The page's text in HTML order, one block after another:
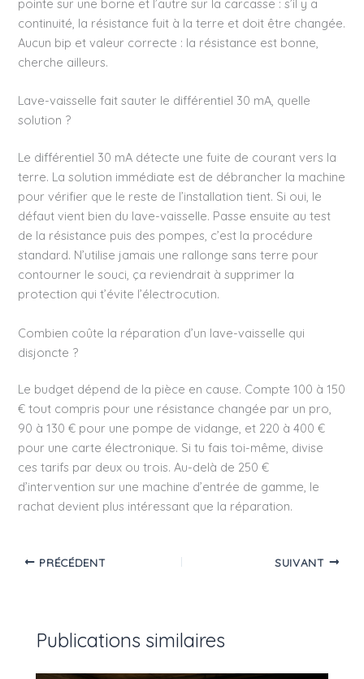
pointe sur une borne et l’autre sur la carcasse : s’il y a
continuité, la résistance fuit à la terre et doit être changée.
Aucun bip et valeur correcte : la résistance est bonne,
cherche ailleurs.
Lave-vaisselle fait sauter le différentiel 30 mA, quelle
solution ?
Le différentiel 30 mA détecte une fuite de courant vers la
terre. La solution immédiate est de débrancher la machine
pour vérifier que le reste de l’installation tient. Si oui, le
défaut vient bien du lave-vaisselle. Passe ensuite au test
de la résistance puis des pompes, c’est la procédure
standard. N’utilise jamais une rallonge sans terre pour
contourner le souci, ça reviendrait à supprimer la
protection qui t’évite l’électrocution.
Combien coûte la réparation d’un lave-vaisselle qui
disjoncte ?
Le budget dépend de la pièce en cause. Compte 100 à 150
€ tout compris pour une résistance changée par un pro,
90 à 130 € pour une pompe de vidange, et 220 à 400 €
pour une carte électronique. Si tu fais toi-même, divise
ces tarifs par deux ou trois. Au-delà de 250 €
d’intervention sur une machine d’entrée de gamme, le
rachat devient plus intéressant que la réparation.
PRÉCÉDENT SUIVANT
Publications similaires